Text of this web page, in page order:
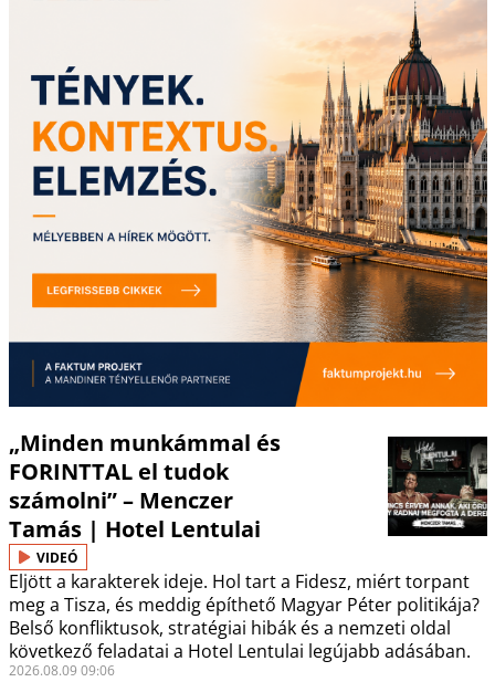
„Minden munkámmal és
FORINTTAL el tudok
számolni” – Menczer
Tamás | Hotel Lentulai
VIDEÓ
Eljött a karakterek ideje. Hol tart a Fidesz, miért torpant
meg a Tisza, és meddig építhető Magyar Péter politikája?
Belső konfliktusok, stratégiai hibák és a nemzeti oldal
következő feladatai a Hotel Lentulai legújabb adásában.
2026.08.09 09:06